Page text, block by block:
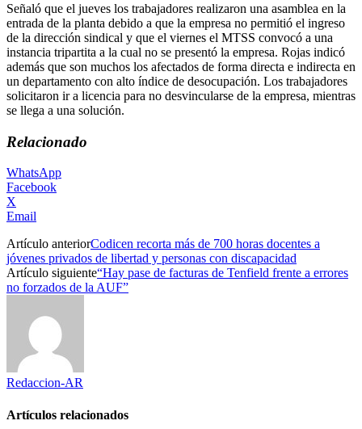
Señaló que el jueves los trabajadores realizaron una asamblea en la
entrada de la planta debido a que la empresa no permitió el ingreso
de la dirección sindical y que el viernes el MTSS convocó a una
instancia tripartita a la cual no se presentó la empresa. Rojas indicó
además que son muchos los afectados de forma directa e indirecta en
un departamento con alto índice de desocupación. Los trabajadores
solicitaron ir a licencia para no desvincularse de la empresa, mientras
se llega a una solución.
Relacionado
WhatsApp
Facebook
X
Email
Artículo anteriorCodicen recorta más de 700 horas docentes a
jóvenes privados de libertad y personas con discapacidad
Artículo siguiente“Hay pase de facturas de Tenfield frente a errores
no forzados de la AUF”
Redaccion-AR
Artículos relacionados